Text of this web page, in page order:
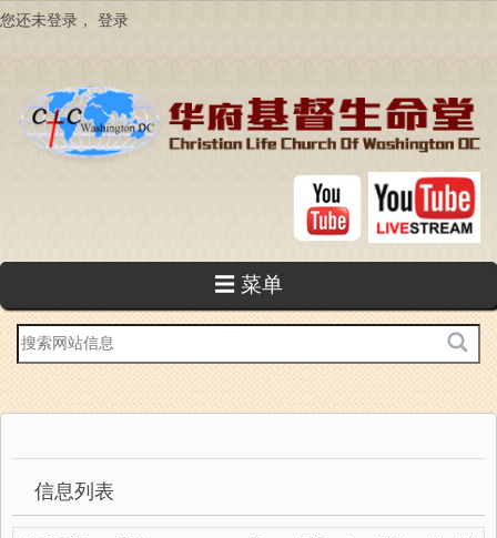
跳
您还未登录， 登录
☰ 菜单
站
内
搜
索
信息列表